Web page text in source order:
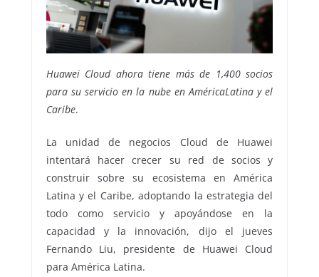
Huawei Cloud ahora tiene más de 1,400 socios
para su servicio en la nube en AméricaLatina y el
Caribe.
La unidad de negocios Cloud de Huawei
intentará hacer crecer su red de socios y
construir sobre su ecosistema en América
Latina y el Caribe, adoptando la estrategia del
todo como servicio y apoyándose en la
capacidad y la innovación, dijo el jueves
Fernando Liu, presidente de Huawei Cloud
para América Latina.